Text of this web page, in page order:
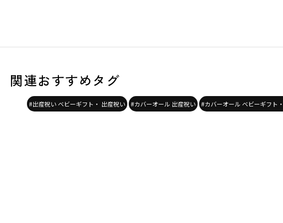
関連おすすめタグ
#出産祝い ベビーギフト・ 出産祝い #カバーオール 出産祝い #カバーオール ベビーギフト